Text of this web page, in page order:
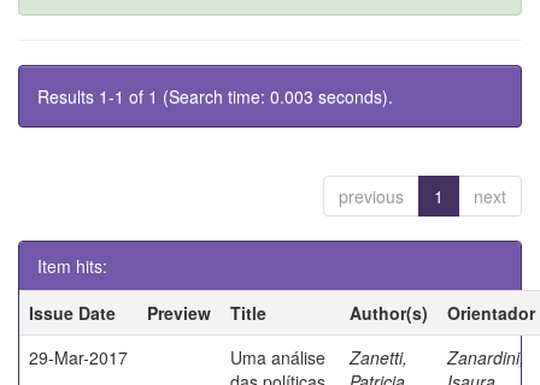
Results 1-1 of 1 (Search time: 0.003 seconds).
previous 1 next
Item hits:
Issue Date
Preview Title Author(s)
Orientador
29-Mar-2017
Uma análise
Zanetti,
Zanardini,